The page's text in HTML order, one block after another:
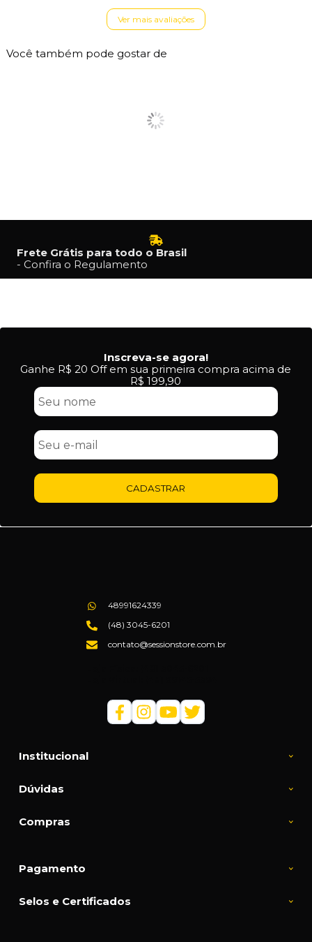
Ver mais avaliações
Você também pode gostar de
Frete Grátis para todo o Brasil
- Confira o Regulamento
Inscreva-se agora!
Ganhe R$ 20 Off em sua primeira compra acima de
R$ 199,90
CADASTRAR
Institucional
Dúvidas
Compras
48991624339
(48) 3045-6201
contato@sessionstore.com.br
Pagamento
Selos e Certificados